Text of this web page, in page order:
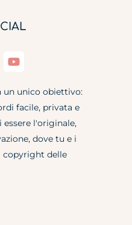
un unico obiettivo:
facile, privata e
l'originale,
dove tu e i
copyright delle